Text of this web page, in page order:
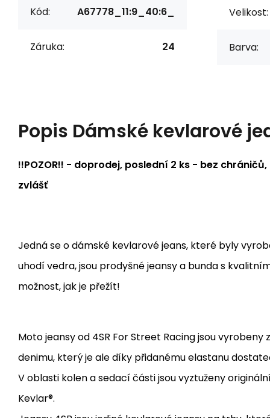
Kód: A67778_11:9_40:6_
Záruka: 24
Velikost:
Barva:
Popis Dámské kevlarové
!!POZOR!! - doprodej, poslední 2 ks - bez
zvlášť
Jedná se o dámské kevlarové jeans, které byly
uhodí vedra, jsou prodyšné jeansy a bunda s
možnost, jak je přežít!
Moto jeansy od 4SR For Street Racing jsou vyrobeny
denimu, který je ale díky přidanému elastanu
V oblasti kolen a sedací části jsou vyztuženy
Kevlar®.